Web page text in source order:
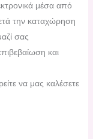
μέσα από
την καταχώρηση
σας
και
να μας καλέσετε